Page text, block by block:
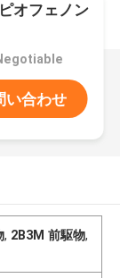
オフェノン
い合わせ
, 2B3M 前駆物,